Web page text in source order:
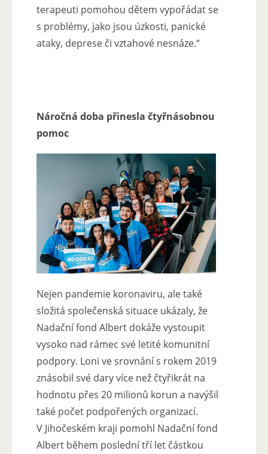
terapeuti pomohou dětem vypořádat se
s problémy, jako jsou úzkosti, panické
ataky, deprese či vztahové nesnáze.“
Náročná doba přinesla čtyřnásobnou
pomoc
Nejen pandemie koronaviru, ale také
složitá společenská situace ukázaly, že
Nadační fond Albert dokáže vystoupit
vysoko nad rámec své letité komunitní
podpory. Loni ve srovnání s rokem 2019
znásobil své dary více než čtyřikrát na
hodnotu přes 20 milionů korun a navýšil
také počet podpořených organizací.
V Jihočeském kraji pomohl Nadační fond
Albert během poslední tří let částkou